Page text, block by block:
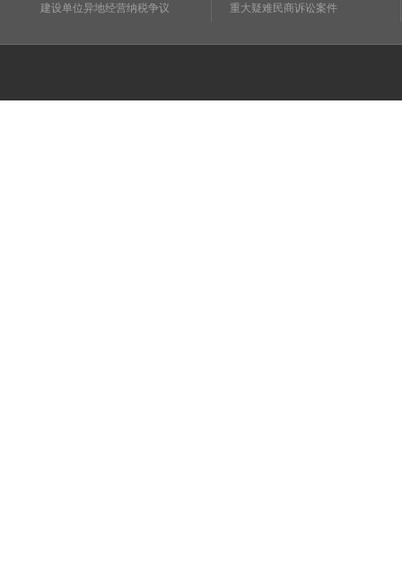
建设单位异地经营纳税争议 重大疑难民商诉讼案件